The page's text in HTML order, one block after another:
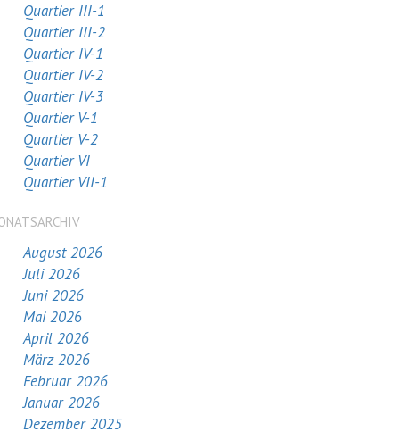
Quartier III-1
Quartier III-2
Quartier IV-1
Quartier IV-2
Quartier IV-3
Quartier V-1
Quartier V-2
Quartier VI
Quartier VII-1
August 2026
Juli 2026
Juni 2026
Mai 2026
April 2026
März 2026
Februar 2026
Januar 2026
Dezember 2025